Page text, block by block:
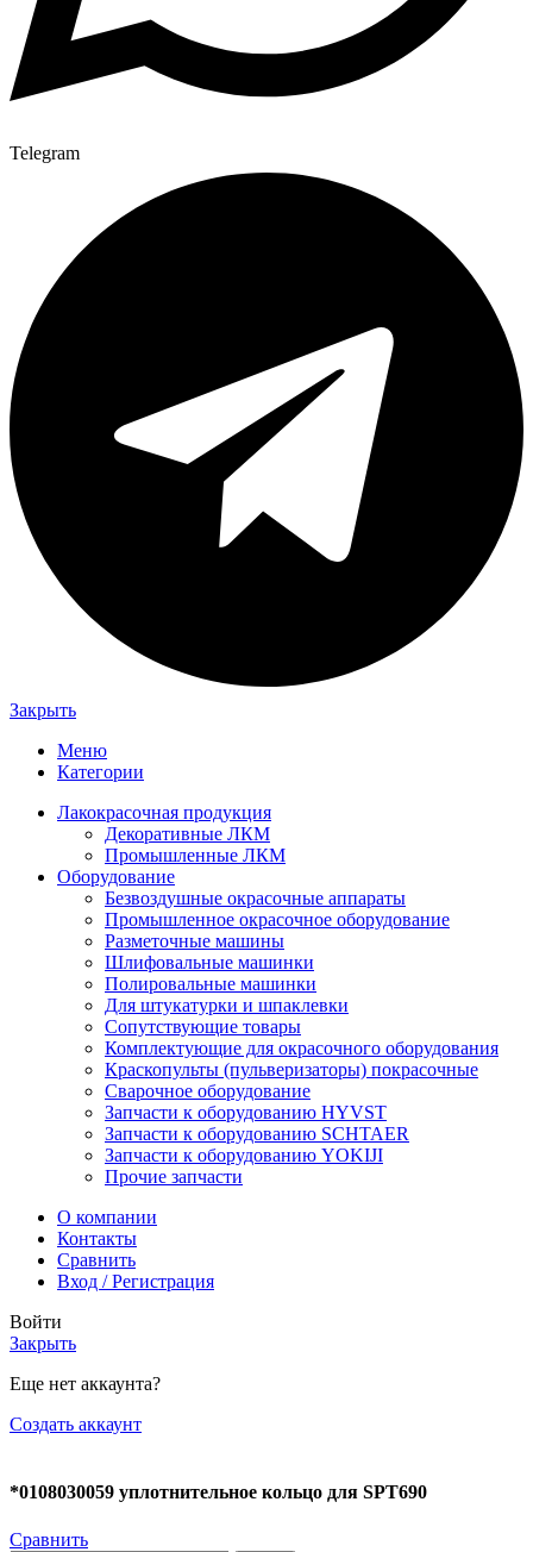
Telegram
Закрыть
Меню
Категории
Лакокрасочная продукция
Декоративные ЛКМ
Промышленные ЛКМ
Оборудование
Безвоздушные окрасочные аппараты
Промышленное окрасочное оборудование
Разметочные машины
Шлифовальные машинки
Полировальные машинки
Для штукатурки и шпаклевки
Сопутствующие товары
Комплектующие для окрасочного оборудования
Краскопульты (пульверизаторы) покрасочные
Сварочное оборудование
Запчасти к оборудованию HYVST
Запчасти к оборудованию SCHTAER
Запчасти к оборудованию YOKIJI
Прочие запчасти
О компании
Контакты
Сравнить
Вход / Регистрация
Войти
Закрыть
Еще нет аккаунта?
Создать аккаунт
*0108030059 уплотнительное кольцо для SPT690
Сравнить